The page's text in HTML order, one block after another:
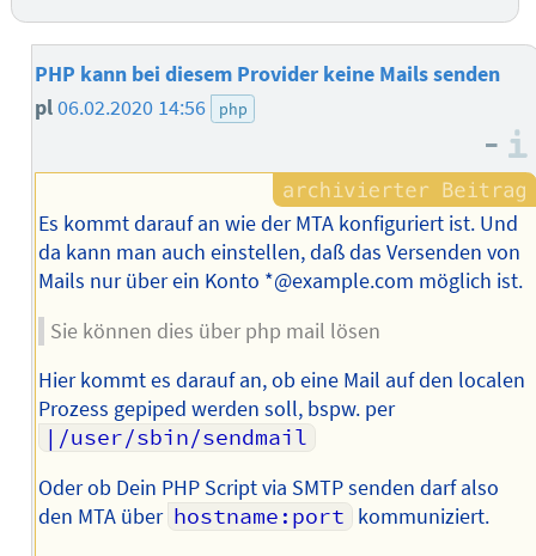
PHP kann bei diesem Provider keine Mails senden
pl06.02.2020 14:56 php
–
Es kommt darauf an wie der MTA konfiguriert ist. Und
da kann man auch einstellen, daß das Versenden von
Mails nur über ein Konto *@example.com möglich ist.
Sie können dies über php mail lösen
Hier kommt es darauf an, ob eine Mail auf den localen
Prozess gepiped werden soll, bspw. per
|/user/sbin/sendmail
Oder ob Dein PHP Script via SMTP senden darf also
den MTA über hostname:port kommuniziert.